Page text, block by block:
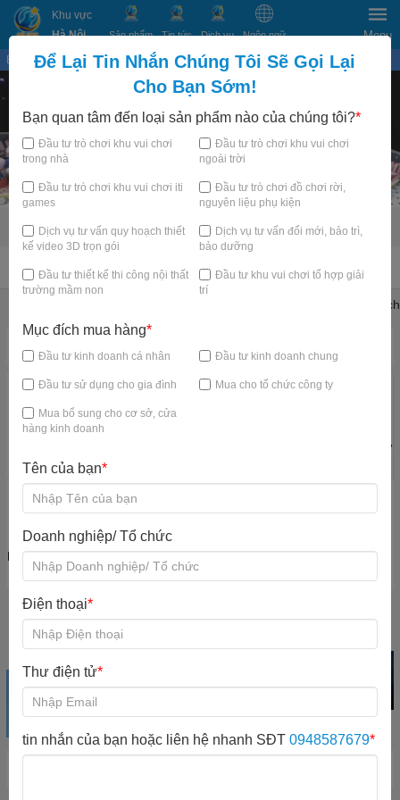
Khu vực
Hà Nội
Sản phẩm Tin tức Dịch vụ Ngôn ngữ Menu
Bạn đang xem tại
TRANG CHỦ
Thử
Danh mục nổi bật
vui chơi
Đào tạo nhân sự
Nội quy quy định Mổ rộng khu vui
chơi
Khu vui chơi
trong nhà
Trampoline park Iti Game Giải trí
Để Lại Tin Nhắn Chúng Tôi Sẽ Gọi Lại
Cho Bạn Sớm!
Bạn quan tâm đến loại sản phẩm nào của chúng tôi?*
Đầu tư trò chơi khu vui chơi
trong nhà
Đầu tư trò chơi khu vui chơi
ngoài trời
Đầu tư trò chơi khu vui chơi iti
games
Đầu tư trò chơi đồ chơi rời,
nguyên liệu phụ kiện
Dịch vụ tư vấn quy hoạch thiết
kế video 3D trọn gói
Dịch vụ tư vấn đổi mới, bảo trì,
bảo dưỡng
Đầu tư thiết kế thi công nội thất
trường mầm non
Đầu tư khu vui chơi tổ hợp giải
trí
Mục đích mua hàng*
Đầu tư kinh doanh cá nhân Đầu tư kinh doanh chung
Đầu tư sử dụng cho gia đình Mua cho tổ chức công ty
Mua bổ sung cho cơ sở, cửa
hàng kinh doanh
Tên của bạn*
Doanh nghiệp/ Tổ chức
Điện thoại*
Thư điện tử*
tin nhắn của bạn hoặc liên hệ nhanh SĐT 0948587679*